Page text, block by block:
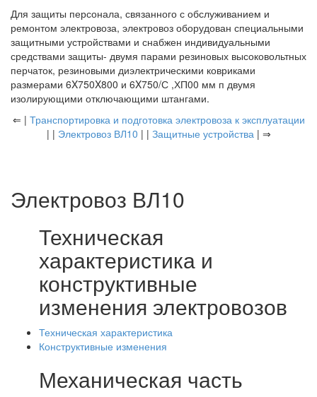
Для защиты персонала, связанного с обслуживанием и
ремонтом электровоза, электровоз оборудован специальными
защитными устройствами и снабжен индивидуальными
средствами защиты- двумя парами резиновых высоковольтных
перчаток, резиновыми диэлектрическими ковриками
размерами 6X750X800 и 6X750/С ,ХП00 мм п двумя
изолирующими отключающими штангами.
⇐ | Транспортировка и подготовка электровоза к эксплуатации
| | Электровоз ВЛ10 | | Защитные устройства| ⇒
Электровоз ВЛ10
Техническая
характеристика и
конструктивные
изменения электровозов
Техническая характеристика
Конструктивные изменения
Механическая часть